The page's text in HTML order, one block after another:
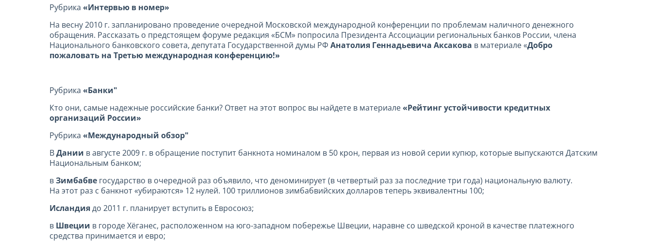
Рубрика «Интервью в номер»
На весну 2010 г. запланировано проведение очередной Московской международной конференции по проблемам наличного денежного
обращения. Рассказать о предстоящем форуме редакция «БСМ» попросила Президента Ассоциации региональных банков России, члена
Национального банковского совета, депутата Государственной думы РФ Анатолия Геннадьевича Аксакова в материале «Добро
пожаловать на Третью международная конференцию!»
Рубрика «Банки"
Кто они, самые надежные российские банки? Ответ на этот вопрос вы найдете в материале«Рейтинг устойчивости кредитных
организаций России»
Рубрика «Международный обзор"
ВДании в августе 2009 г. в обращение поступит банкнота номиналом в 50 крон, первая из новой серии купюр, которые выпускаются Датским
Национальным банком;
вЗимбабве государство в очередной раз объявило, что деноминирует (в четвертый раз за последние три года) национальную валюту.
На этот раз с банкнот «убираются» 12 нулей. 100 триллионов зимбабвийских долларов теперь эквивалентны 100;
Исландиядо 2011 г. планирует вступить в Евросоюз;
в Швеции в городе Хёганес, расположенном на юго-западном побережье Швеции, наравне со шведской кроной в качестве платежного
средства принимается и евро;